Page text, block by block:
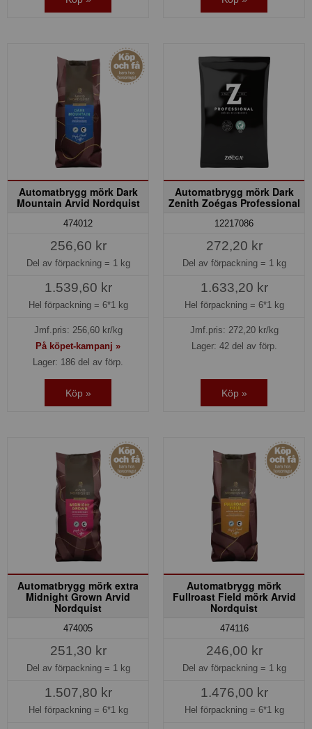
Automatbrygg mörk Dark
Mountain Arvid Nordquist
474012
256,60 kr
Del av förpackning = 1 kg
1.539,60 kr
Hel förpackning = 6*1 kg
Jmf.pris: 256,60kr/kg
På köpet-kampanj »
Lager: 186 del av förp.
Köp »
Automatbrygg mörk Dark
Zenith Zoégas Professional
12217086
272,20 kr
Del av förpackning = 1 kg
1.633,20 kr
Hel förpackning = 6*1 kg
Jmf.pris: 272,20kr/kg
Lager: 42 del av förp.
Köp »
Automatbrygg mörk extra
Midnight Grown Arvid
Nordquist
474005
251,30 kr
Del av förpackning = 1 kg
1.507,80 kr
Hel förpackning = 6*1 kg
Automatbrygg mörk
Fullroast Field mörk Arvid
Nordquist
474116
246,00 kr
Del av förpackning = 1 kg
1.476,00 kr
Hel förpackning = 6*1 kg